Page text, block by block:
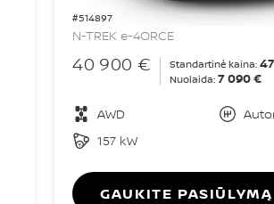
#514897
N-TREK e-4ORCE
40 900 € Standartinė kaina:
Nuolaida: 7 090 €
AWD
157 kW
GAUKITE PASIŪLYMĄ